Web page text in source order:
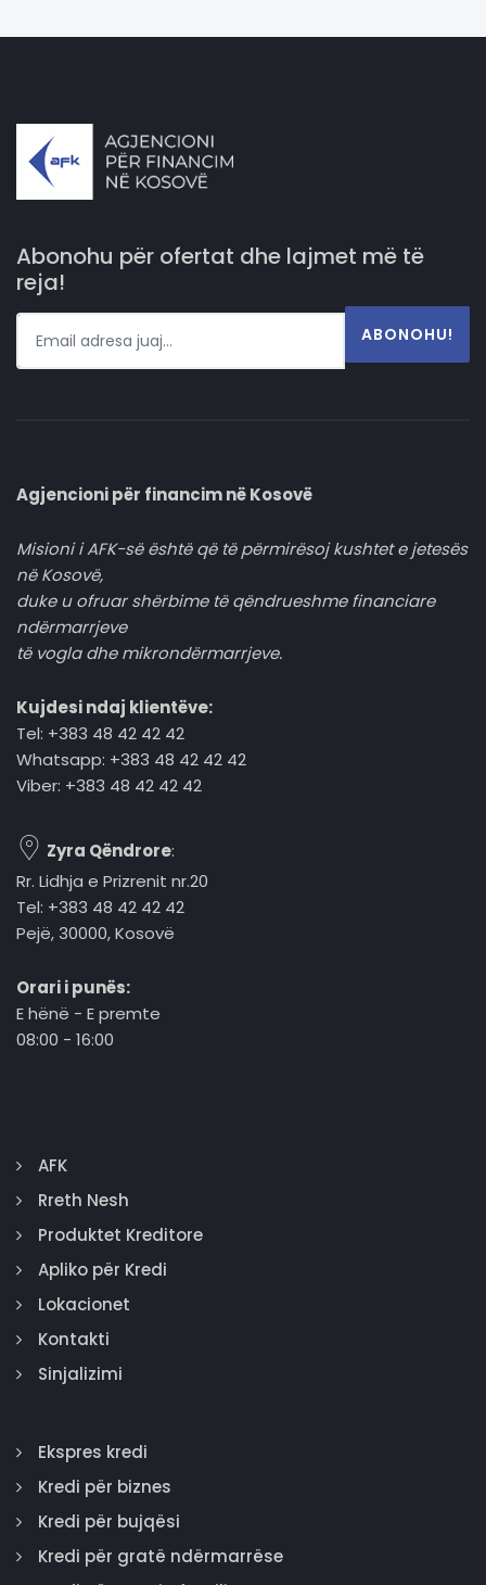
Abonohu për ofertat dhe lajmet më të
reja!
ABONOHU!
Agjencioni për financim në Kosovë
Misioni i AFK-së është që të përmirësoj kushtet e jetesës
në Kosovë,
duke u ofruar shërbime të qëndrueshme financiare
ndërmarrjeve
të vogla dhe mikrondërmarrjeve.
Kujdesi ndaj klientëve:
Tel: +383 48 42 42 42
Whatsapp: +383 48 42 42 42
Viber: +383 48 42 42 42
Zyra Qëndrore:
Rr. Lidhja e Prizrenit nr.20
Tel: +383 48 42 42 42
Pejë, 30000, Kosovë
Orari i punës:
E hënë - E premte
08:00 - 16:00
AFK
Rreth Nesh
Produktet Kreditore
Apliko për Kredi
Lokacionet
Kontakti
Sinjalizimi
Ekspres kredi
Kredi për biznes
Kredi për bujqësi
Kredi për gratë ndërmarrëse